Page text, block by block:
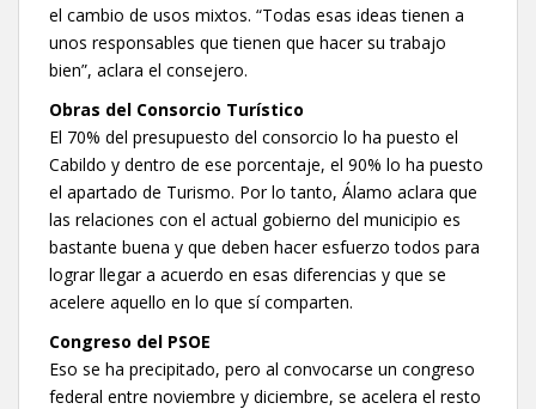
el cambio de usos mixtos. “Todas esas ideas tienen a
unos responsables que tienen que hacer su trabajo
bien”, aclara el consejero.
Obras del Consorcio Turístico
El 70% del presupuesto del consorcio lo ha puesto el
Cabildo y dentro de ese porcentaje, el 90% lo ha puesto
el apartado de Turismo. Por lo tanto, Álamo aclara que
las relaciones con el actual gobierno del municipio es
bastante buena y que deben hacer esfuerzo todos para
lograr llegar a acuerdo en esas diferencias y que se
acelere aquello en lo que sí comparten.
Congreso del PSOE
Eso se ha precipitado, pero al convocarse un congreso
federal entre noviembre y diciembre, se acelera el resto